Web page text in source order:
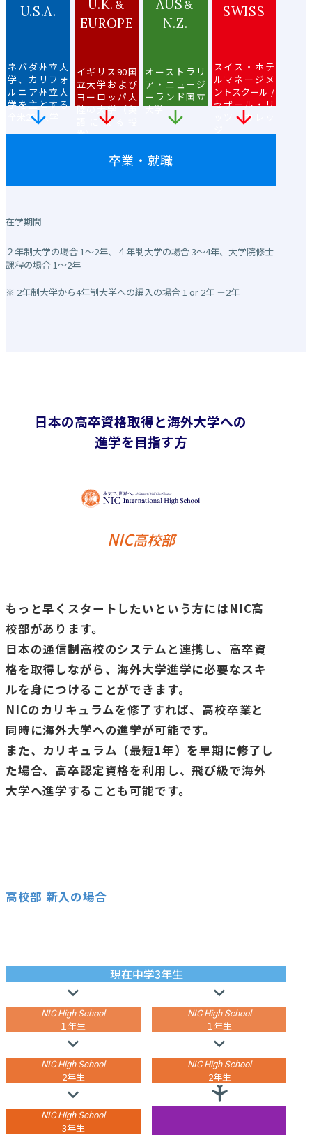
U.S.A.
ネバダ州立大
学、カリフォ
ルニア州立大
学を主とする
全米250大学

U.K. &
EUROPE
イギリス90国
立大学および
ヨーロッパ大
陸の大学（英
語による授
業）

AUS&
N.Z.
オーストラリ
ア・ニュージ
ーランド国立
大学 
SWISS
スイス・ホテ
ルマネージメ
ントスクール /
セザール・リ
ッツ・カレッ

卒業 ・ 就職
在学期間
２年制大学の場合 1～2年、４年制大学の場合 3～4年、大学院修士
課程の場合 1～2年
2年制大学から4年制大学への編入の場合 1 or 2年 ＋2年
日本の高卒資格取得と海外大学への
進学を目指す方
NIC高校部
もっと早くスタートしたいという方にはNIC高
校部があります。
日本の通信制高校のシステムと連携し、高卒資
格を取得しながら、海外大学進学に必要なスキ
ルを身につけることができます。
NICのカリキュラムを修了すれば、高校卒業と
同時に海外大学への進学が可能です。
また、カリキュラム（最短1年）を早期に修了し
た場合、高卒認定資格を利用し、飛び級で海外
大学へ進学することも可能です。
高校部 新入の場合
現在中学3年生
NIC High School
１年生
NIC High School
2年生
NIC High School
3年生
NIC High School
１年生
NIC High School
2年生